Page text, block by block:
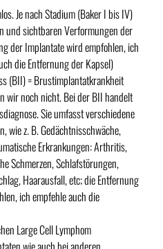
Je nach Stadium (Baker I bis IV)
und sichtbaren Verformungen der
der Implantate wird empfohlen, ich
die Entfernung der Kapsel)
(BII) = Brustimplantatkrankheit
wir noch nicht. Bei der BII handelt
Sie umfasst verschiedene
wie z. B. Gedächtnisschwäche,
Erkrankungen: Arthritis,
Schmerzen, Schlafstörungen,
Haarausfall, etc; die Entfernung
ich empfehle auch die
Large Cell Lymphom